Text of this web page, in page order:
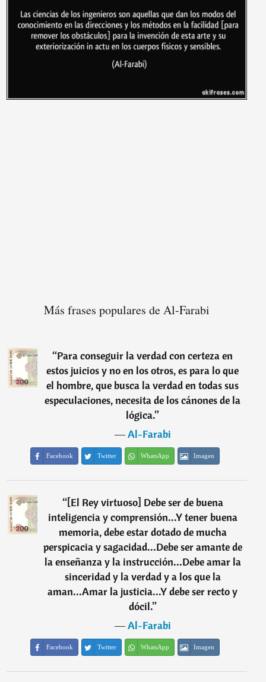
Más frases populares de Al-Farabi
“Para conseguir la verdad con certeza en
estos juicios y no en los otros, es para lo que
el hombre, que busca la verdad en todas sus
especulaciones, necesita de los cánones de la
lógica.”
―Al-Farabi
Facebook Twitter WhatsApp Imagen
“[El Rey virtuoso] Debe ser de buena
inteligencia y comprensión...Y tener buena
memoria, debe estar dotado de mucha
perspicacia y sagacidad...Debe ser amante de
la enseñanza y la instrucción...Debe amar la
sinceridad y la verdad y a los que la
aman...Amar la justicia...Y debe ser recto y
dócil.”
―Al-Farabi
Facebook Twitter WhatsApp Imagen